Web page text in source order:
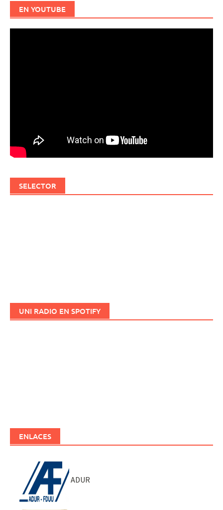
EN YOUTUBE
SELECTOR
UNI RADIO EN SPOTIFY
ENLACES
ADUR